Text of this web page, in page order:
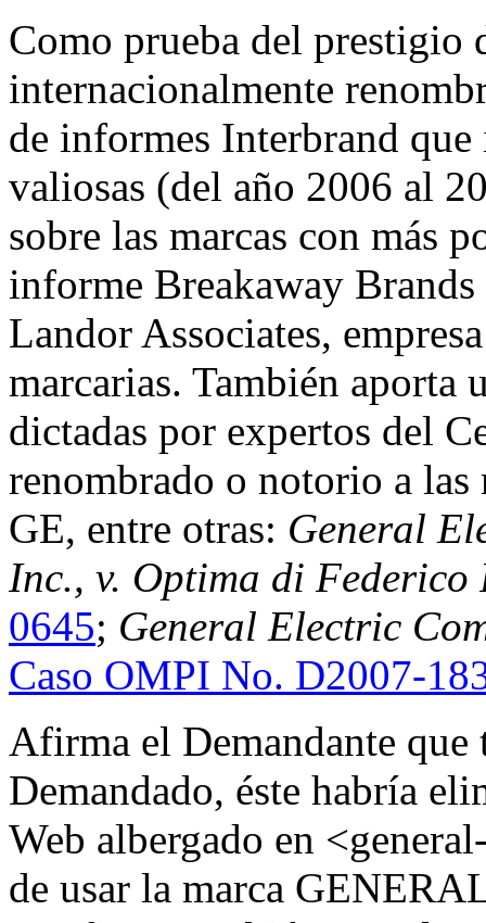
Como prueba del prestigio
internacionalmente
de informes Interbrand
valiosas (del año 2006 al
sobre las marcas con más
informe Breakaway
Landor Associates,
marcarias. También aporta
dictadas por expertos del
renombrado o notorio a
GE, entre otras: General
Inc., v. Optima di Federico
0645; General Electric
Caso OMPI No. D2007-
Afirma el Demandante que
Demandado, éste habría
Web albergado en
de usar la marca